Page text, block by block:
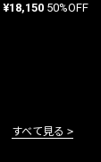
¥18,150 50%OFF
すべて見る